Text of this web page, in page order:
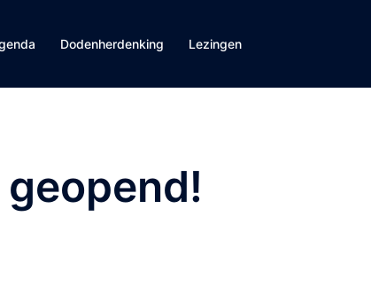
Dodenherdenking Lezingen